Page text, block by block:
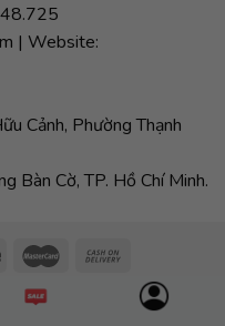
| Website:
Cảnh, Phường Thạnh
Bàn Cờ, TP. Hồ Chí Minh.